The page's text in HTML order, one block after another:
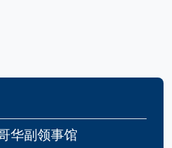
华副领事馆